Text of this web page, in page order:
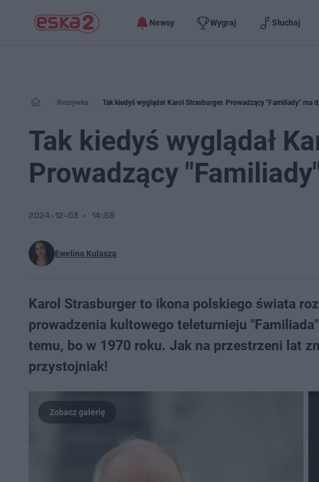
Newsy Wygraj Słuchaj
Rozrywka Tak kiedyś wyglądał Karol Strasburger. Prowadzący "Familiady" ma
Tak kiedyś wyglądał
Prowadzący
Ewelina Kulasza
2024-12-03 14:58
Karol Strasburger to ikona polskiego świata
prowadzenia kultowego teleturnieju
temu, bo w 1970 roku. Jak na przestrzeni lat
przystojniak!